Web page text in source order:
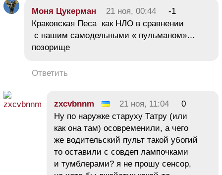
Моня Цукерман 21 ноя, 00:44
-1
Краковская Песа как НЛО в сравнении
с нашим самодельными « пульманом»…
позорище
Ответить
zxcvbnnm 21 ноя, 11:04
0
Ну по наружке старуху Татру (или
как она там) осовременили, а чего
же водительский пульт такой убогий
то оставили с совдеп лампочками
и тумблерами? я не прошу сенсор,